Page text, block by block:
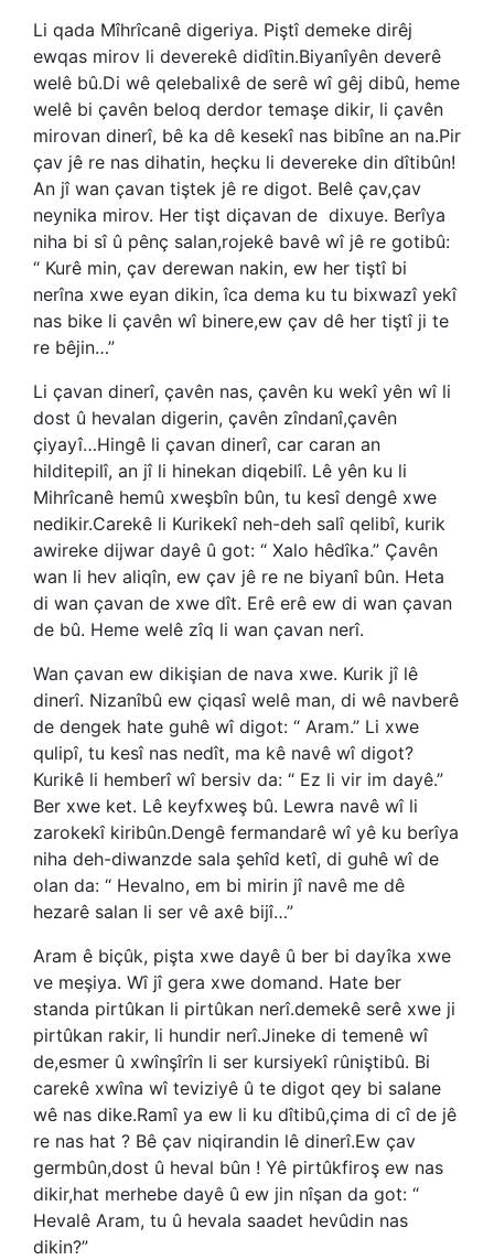
Li qada Mîhrîcanê digeriya. Piştî demeke dirêj
ewqas mirov li deverekê didîtin.Biyanîyên deverê
welê bû.Di wê qelebalixê de serê wî gêj dibû, heme
welê bi çavên beloq derdor temaşe dikir, li çavên
mirovan dinerî, bê ka dê kesekî nas bibîne an na.Pir
çav jê re nas dihatin, heçku li devereke din dîtibûn!
An jî wan çavan tiştek jê re digot. Belê çav,çav
neynika mirov. Her tişt diçavan de dixuye. Berîya
niha bi sî û pênç salan,rojekê bavê wî jê re gotibû:
“ Kurê min, çav derewan nakin, ew her tiştî bi
nerîna xwe eyan dikin, îca dema ku tu bixwazî yekî
nas bike li çavên wî binere,ew çav dê her tiştî ji te
re bêjin…”
Li çavan dinerî, çavên nas, çavên ku wekî yên wî li
dost û hevalan digerin, çavên zîndanî,çavên
çiyayî…Hingê li çavan dinerî, car caran an
hilditepilî, an jî li hinekan diqebilî. Lê yên ku li
Mihrîcanê hemû xweşbîn bûn, tu kesî dengê xwe
nedikir.Carekê li Kurikekî neh-deh salî qelibî, kurik
awireke dijwar dayê û got: “ Xalo hêdîka.” Çavên
wan li hev aliqîn, ew çav jê re ne biyanî bûn. Heta
di wan çavan de xwe dît. Erê erê ew di wan çavan
de bû. Heme welê zîq li wan çavan nerî.
Wan çavan ew dikişian de nava xwe. Kurik jî lê
dinerî. Nizanîbû ew çiqasî welê man, di wê navberê
de dengek hate guhê wî digot: “ Aram.” Li xwe
qulipî, tu kesî nas nedît, ma kê navê wî digot?
Kurikê li hemberî wî bersiv da: “ Ez li vir im dayê.”
Ber xwe ket. Lê keyfxweş bû. Lewra navê wî li
zarokekî kiribûn.Dengê fermandarê wî yê ku berîya
niha deh-diwanzde sala şehîd ketî, di guhê wî de
olan da: “ Hevalno, em bi mirin jî navê me dê
hezarê salan li ser vê axê bijî…”
Aram ê biçûk, pişta xwe dayê û ber bi dayîka xwe
ve meşiya. Wî jî gera xwe domand. Hate ber
standa pirtûkan li pirtûkan nerî.demekê serê xwe ji
pirtûkan rakir, li hundir nerî.Jineke di temenê wî
de,esmer û xwînşîrîn li ser kursiyekî rûniştibû. Bi
carekê xwîna wî teviziyê û te digot qey bi salane
wê nas dike.Ramî ya ew li ku dîtibû,çima di cî de jê
re nas hat ? Bê çav niqirandin lê dinerî.Ew çav
germbûn,dost û heval bûn ! Yê pirtûkfiroş ew nas
dikir,hat merhebe dayê û ew jin nîşan da got: “
Hevalê Aram, tu û hevala saadet hevûdin nas
dikin?”